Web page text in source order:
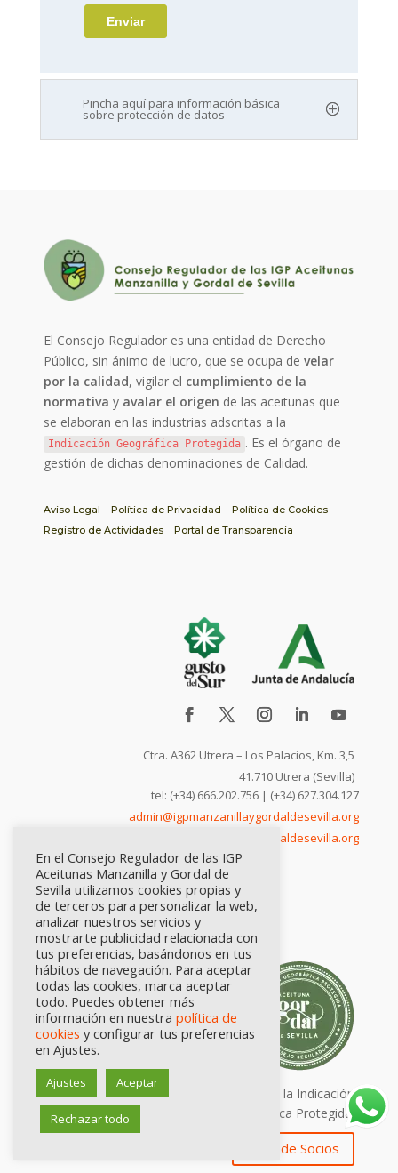
Pincha aquí para información básica
sobre protección de datos
El Consejo Regulador es una entidad de Derecho
Público, sin ánimo de lucro, que se ocupa develar
por la calidad, vigilar el cumplimiento de la
normativa y avalar el origen de las aceitunas que
se elaboran en las industrias adscritas a la
Indicación Geográfica Protegida . Es el órgano de
gestión de dichas denominaciones de Calidad.
Aviso Legal Política de Privacidad
Política de Cookies
Registro de Actividades
Portal de Transparencia
Ctra. A362 Utrera – Los Palacios, Km. 3,5
41.710 Utrera (Sevilla)
tel: (+34) 666.202.756 | (+34) 627.304.127
admin@igpmanzanillaygordaldesevilla.org
comunicación@igpmanzanillaygordaldesevilla.org
Calidad certificada por Origen. Sellos de la Indicación
Geográfica Protegida.
Zona de Socios
En el Consejo Regulador de las IGP
Aceitunas Manzanilla y Gordal de
Sevilla utilizamos cookies propias y
de terceros para personalizar la web,
analizar nuestros servicios y
mostrarte publicidad relacionada con
tus preferencias, basándonos en tus
hábitos de navegación. Para aceptar
todas las cookies, marca aceptar
todo. Puedes obtener más
información en nuestra política de
cookies y configurar tus preferencias
en Ajustes.
Ajustes Aceptar
Rechazar todo